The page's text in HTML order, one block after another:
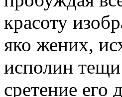
красоту
яко жених,
исполин тещи
сретение